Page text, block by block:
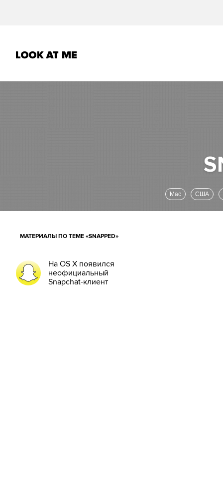
Mac США
МАТЕРИАЛЫ ПО ТЕМЕ «SNAPPED»
На OS X появился
неофициальный
Snapchat-клиент